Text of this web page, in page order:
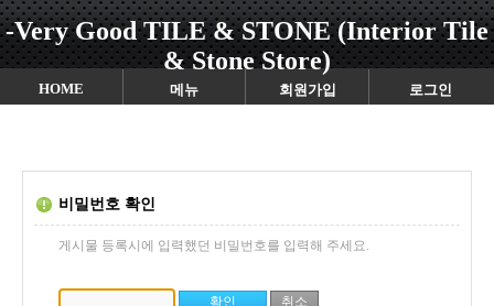
-Very Good TILE & STONE (Interior Tile
& Stone Store)
HOME 메뉴 회원가입 로그인
비밀번호 확인
게시물 등록시에 입력했던 비밀번호를 입력해 주세요.